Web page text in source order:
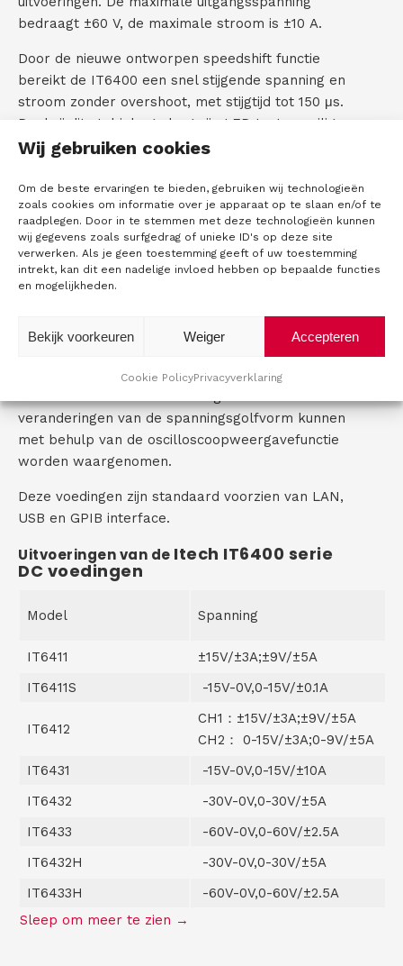
Wij gebruiken cookies
Om de beste ervaringen te bieden, gebruiken wij technologieën
zoals cookies om informatie over je apparaat op te slaan en/of te
raadplegen. Door in te stemmen met deze technologieën kunnen
wij gegevens zoals surfgedrag of unieke ID's op deze site
verwerken. Als je geen toestemming geeft of uw toestemming
intrekt, kan dit een nadelige invloed hebben op bepaalde functies
en mogelijkheden.
Accepteren
Weiger
Bekijk voorkeuren
Cookie PolicyPrivacyverklaring
bedraagt ±60 V, de maximale stroom is ±10 A.
Door de nieuwe ontworpen speedshift functie
bereikt de IT6400 een snel stijgende spanning en
stroom zonder overshoot, met stijgtijd tot 150 μs.
Dankzij dit stabiele gedrag zijn LED testen veilig
uit te voeren. De rimpelstroom is met 2 µArms
van 0 tot 20 Ohm.
Het frontpaneel bevat een slot voor een USB
flashdisk. Hierop zijn screenshots op te slaan om
data analyse mogelijk te maken. Op de IT6400
zijn uitgebreide elektrische basismeetfuncties
nauwkeurige DVM ingebouwd met een aflees
resolutie tot 1 mV. De gemeten gegevens worden
weergegeven op het gespecificeerde
veranderingen van de spanningsgolfvorm kunnen
met behulp van de oscilloscoopweergavefunctie
worden waargenomen.
Deze voedingen zijn standaard voorzien van LAN,
USB en GPIB interface.
Uitvoeringen van de Itech IT6400 serie
DC voedingen
Model Spanning
IT6411
±15V/±3A;±9V/±5A
IT6411S
-15V-0V,0-15V/±0.1A
IT6412
CH1：±15V/±3A;±9V/±5A
CH2： 0-15V/±3A;0-9V/±5A
IT6431
-15V-0V,0-15V/±10A
IT6432
-30V-0V,0-30V/±5A
IT6433
-60V-0V,0-60V/±2.5A
IT6432H
-30V-0V,0-30V/±5A
IT6433H
-60V-0V,0-60V/±2.5A